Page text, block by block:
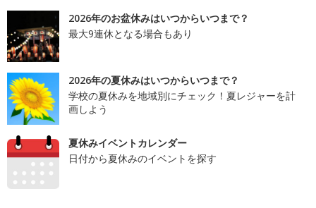
2026年のお盆休みはいつからいつまで？
最大9連休となる場合もあり
2026年の夏休みはいつからいつまで？
学校の夏休みを地域別にチェック！夏レジャーを計
画しよう
夏休みイベントカレンダー
日付から夏休みのイベントを探す